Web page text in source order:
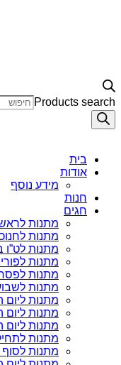
Products search
בית
אודות
מידע נוסף
חנות
חגים
מתנות
מתנות
מתנות
מתנות
מתנות
מתנות
מתנות ליום
מתנות
מתנות
מתנות
מתנות